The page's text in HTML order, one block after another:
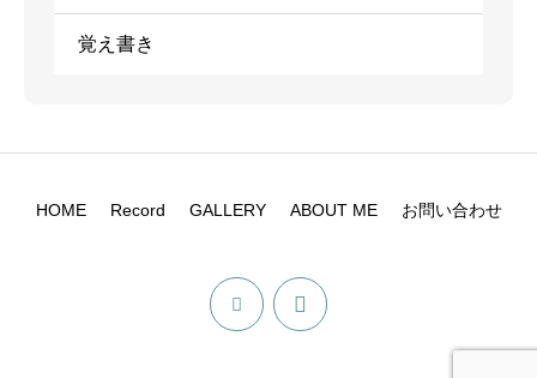
覚え書き
HOME Record GALLERY ABOUT ME お問い合わせ